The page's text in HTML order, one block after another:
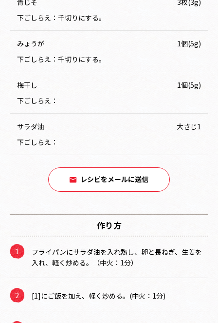
下ごしらえ：千切りにする。
みょうが
1個(5g)
下ごしらえ：千切りにする。
梅干し
1個(5g)
下ごしらえ：
サラダ油
大さじ1
下ごしらえ：
レシピをメールに送信
作り方
フライパンにサラダ油を入れ熱し、卵と長ねぎ、生姜を
入れ、軽く炒める。（中火：1分）
[1]にご飯を加え、軽く炒める。(中火：1分)